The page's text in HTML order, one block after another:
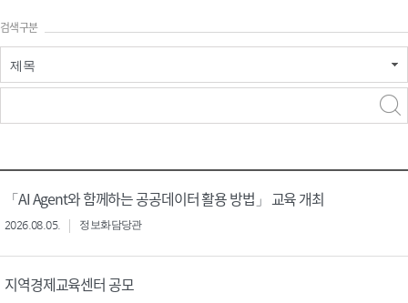
검색구분
제목
「AI Agent와 함께하는 공공데이터 활용 방법」 교육 개최
2026.08.05. 정보화담당관
지역경제교육센터 공모